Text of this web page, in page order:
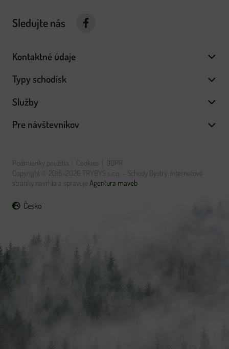
Sledujte nás
Kontaktné údaje
Typy schodísk
Služby
Pre návštevníkov
Podmienky použitia Cookies
GDPR
Copyright © 2018-2026 TRYBYS s.r.o. – Schody Bystrý. Internetové
stránky navrhla a spravuje Agentura maveb
Česko